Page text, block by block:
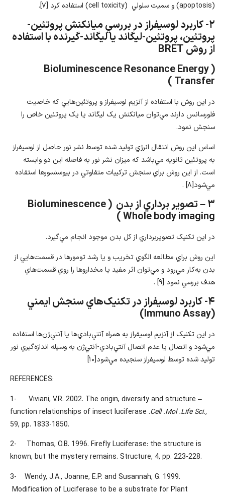
(apoptosis) و سميت سلولي (cell toxicity) استفاده کرد [۷].
۲- کاربرد لوسيفراز در بررسي ميانکنش پروتئين-
پروتئين، پروتئين-ليگاند يا ليگاند-گيرنده با استفاده
از روش BRET
( Bioluminescence Resonance Energy
Transfer )
در اين روش با استفاده از آنزيم لوسيفراز و پروتئين‌هايي که خاصيت
فلورسانس دارند مي‌توان ميانکنش يک ليگاند يا يک پروتئين خاص را
سنجش نمود.
اساس اين روش انتقال انرژي توليد شده توسط نشر نور حاصل از لوسيفراز
به پروتئين ثانويه مي‌باشد که ميزان نشر نور به فاصله اين دو وابسته
است. از اين روش براي سنجش ترکيبات متفاوتي در بيوسنسورها استفاده
مي‌شود[۸] .
۳ – تصوير برداري از بدن ( Bioluminescence
Whole body imaging )
در اين تکنيک تصويربرداري از کل بدن موجود انجام مي‌گيرد.
اين روش براي مطالعه الگوي تخريب و يا رشد تومورها در قسمت‌هايي از
بدن به‌کار مي‌رود و مي‌توان اثر مفيد يا مخداروها را روي قسمت‌هاي
هدف بررسي نمود [۹] .
۴- کاربرد لوسيفراز در تکنيک‌هاي سنجش ايمني
(Immuno Assay)
در اين تکنيک از آنزيم لوسيفراز به همراه آنتي‌بادي‌ها يا آنتي‌ژن‌ها استفاده
مي‌شود و اتصال يا عدم اتصال آنتي‌بادي-آنتي‌ژن به وسيله اندازه‌گيري نور
توليد شده توسط لوسيفراز سنجيده مي‌شود[۱۰]
:REFERENCES
1- Viviani, V.R. 2002. The origin, diversity and structure –
function relationships of insect luciferase .Cell .Mol .Life Sci.,
59, pp. 1833-1850.
2- Thomas, O.B. 1996. Firefly Luciferase: the structure is
known, but the mystery remains. Structure, 4, pp. 223-228.
3- Wendy, J.A., Joanne, E.P. and Susannah, G. 1999.
Modification of Luciferase to be a substrate for Plant